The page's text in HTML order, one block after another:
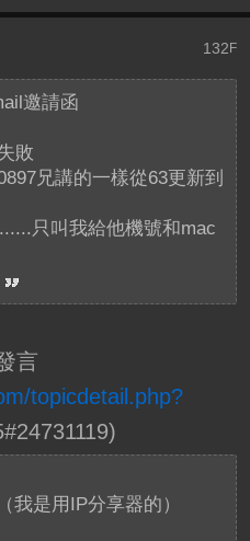
132 F
邀請函
敗
兄講的一樣從63更新到
只叫我給他機號和mac
言
topicdetail.php?
我是用IP分享器的）